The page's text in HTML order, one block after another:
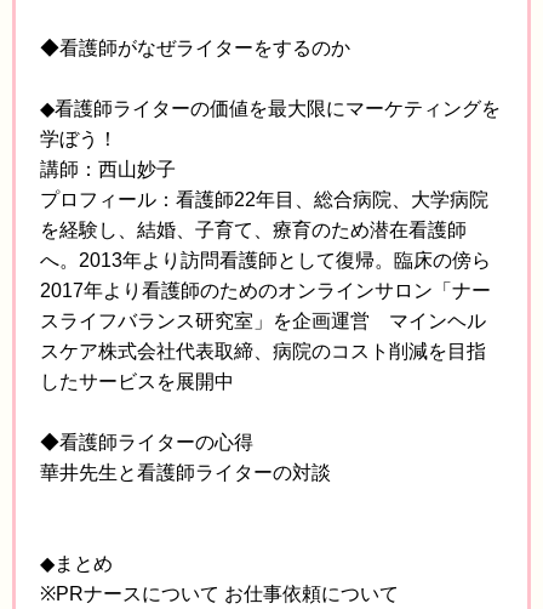
◆看護師がなぜライターをするのか
◆看護師ライターの価値を最大限にマーケティングを
学ぼう！
講師：西山妙子
プロフィール：看護師22年目、総合病院、大学病院
を経験し、結婚、子育て、療育のため潜在看護師
へ。2013年より訪問看護師として復帰。臨床の傍ら
2017年より看護師のためのオンラインサロン「ナー
スライフバランス研究室」を企画運営 マインヘル
スケア株式会社代表取締、病院のコスト削減を目指
したサービスを展開中
◆看護師ライターの心得
華井先生と看護師ライターの対談
◆まとめ
※PRナースについて お仕事依頼について